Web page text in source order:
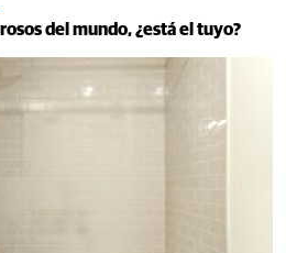
del mundo, ¿está el tuyo?